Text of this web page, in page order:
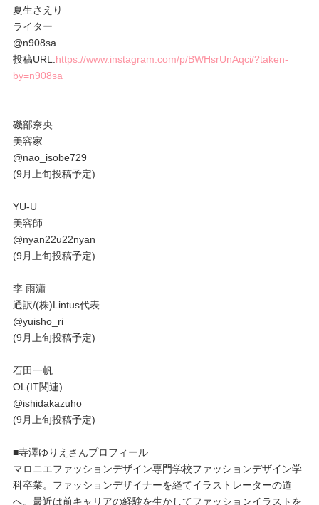
夏生さえり
ライター
@n908sa
投稿URL:https://www.instagram.com/p/BWHsrUnAqci/?taken-
by=n908sa
磯部奈央
美容家
@nao_isobe729
(9月上旬投稿予定)
YU-U
美容師
@nyan22u22nyan
(9月上旬投稿予定)
李 雨瀟
通訳/(株)Lintus代表
@yuisho_ri
(9月上旬投稿予定)
石田一帆
OL(IT関連)
@ishidakazuho
(9月上旬投稿予定)
■寺澤ゆりえさんプロフィール
マロニエファッションデザイン専門学校ファッションデザイン学
科卒業。ファッションデザイナーを経てイラストレーターの道
へ。最近は前キャリアの経験を生かしてファッションイラストを